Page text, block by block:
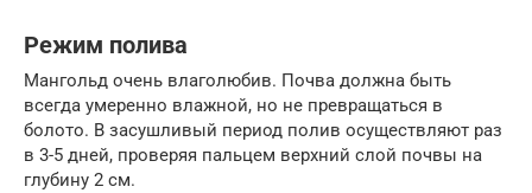
Режим полива
Мангольд очень влаголюбив. Почва должна быть
всегда умеренно влажной, но не превращаться в
болото. В засушливый период полив осуществляют раз
в 3-5 дней, проверяя пальцем верхний слой почвы на
глубину 2 см.